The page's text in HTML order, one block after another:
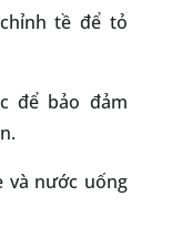
tề để tỏ
để bảo đảm
và nước uống